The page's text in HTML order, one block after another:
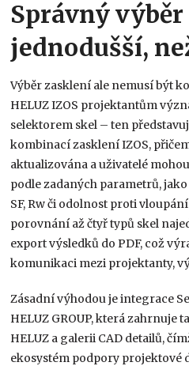
Správný
jednodušší,
Výběr zasklení ale nemusí být
HELUZ IZOS projektantům
selektorem skel – ten
kombinací zasklení IZOS,
aktualizována a uživatelé
podle zadaných parametrů,
SF, Rw či odolnost proti
porovnání až čtyř typů skel
export výsledků do PDF, což
komunikaci mezi projektanty,
Zásadní výhodou je integrace
HELUZ GROUP, která zahrnuje
HELUZ a galerii CAD detailů,
ekosystém podpory projektové